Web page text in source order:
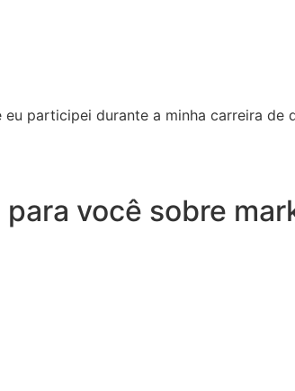
participei durante a minha carreira de
para você sobre